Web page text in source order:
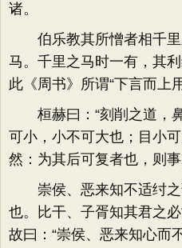
诸。
伯乐教其所憎者相千里
马。千里之马时一有，其
此《周书》所谓“下言而上
桓赫曰：“刻削之道，
可小，小不可大也；目小
然：为其后可复者也，则事
崇侯、恶来知不适纣之
也。比干、子胥知其君之
故曰：“崇侯、恶来知心而